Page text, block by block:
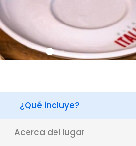
¿Qué incluye?
Acerca del lugar